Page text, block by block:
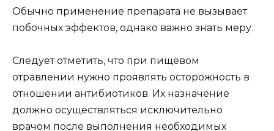
Обычно применение препарата не вызывает
побочных эффектов, однако важно знать меру.
Следует отметить, что при пищевом
отравлении нужно проявлять осторожность в
отношении антибиотиков. Их назначение
должно осуществляться исключительно
врачом после выполнения необходимых